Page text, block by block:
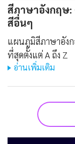
สีภาษาอังกฤษ
สีอื่นๆ
แผนภูมิสีภาษาอัง
ที่สุดตั้งแต่ A ถึง Z
อ่านเพิ่มเติม